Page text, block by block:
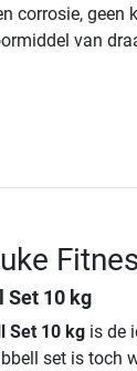
corrosie, geen
van
Set 10 kg
Set 10 kgis de
set is toch